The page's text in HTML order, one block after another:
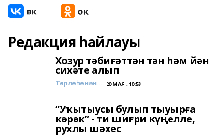
Редакция һайлауы
Хозур тәбиғәттән тән һәм йән
сихәте алып
Төрлөһөнән... 20 МАЯ , 10:53
“Уҡытыусы булып тыуырға
кәрәк” - ти шиғри күңелле,
рухлы шәхес